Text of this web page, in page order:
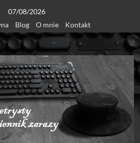
07/08/2026
Blog O mnie Kontakt